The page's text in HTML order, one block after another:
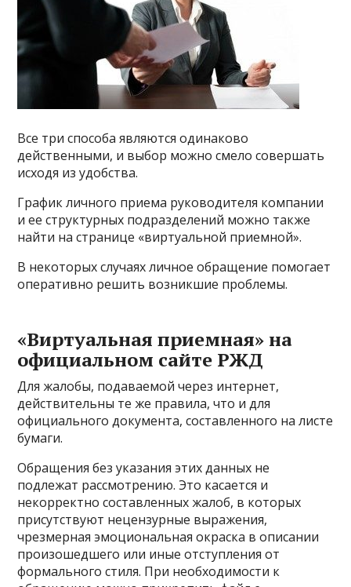
Все три способа являются одинаково
действенными, и выбор можно смело совершать
исходя из удобства.
График личного приема руководителя компании
и ее структурных подразделений можно также
найти на странице «виртуальной приемной».
В некоторых случаях личное обращение помогает
оперативно решить возникшие проблемы.
«Виртуальная приемная» на
официальном сайте РЖД
Для жалобы, подаваемой через интернет,
действительны те же правила, что и для
официального документа, составленного на листе
бумаги.
Обращения без указания этих данных не
подлежат рассмотрению. Это касается и
некорректно составленных жалоб, в которых
присутствуют нецензурные выражения,
чрезмерная эмоциональная окраска в описании
произошедшего или иные отступления от
формального стиля. При необходимости к